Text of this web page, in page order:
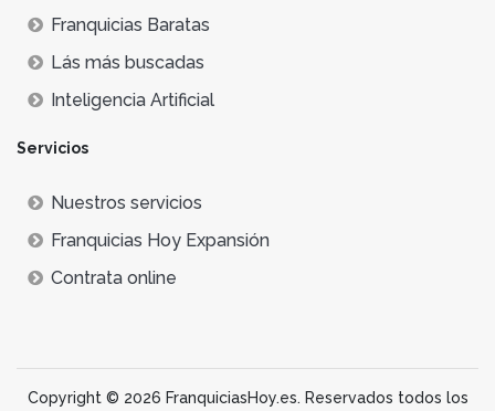
Franquicias Baratas
Lás más buscadas
Inteligencia Artificial
Servicios
Nuestros servicios
Franquicias Hoy Expansión
Contrata online
Copyright © 2026 FranquiciasHoy.es. Reservados todos los